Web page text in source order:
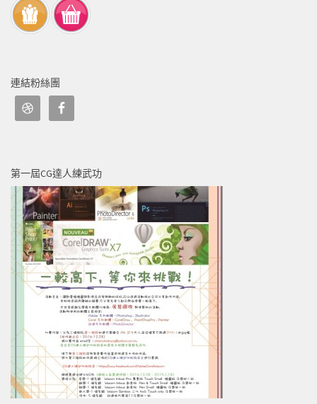
連結粉絲團
第一屆CG達人練武功